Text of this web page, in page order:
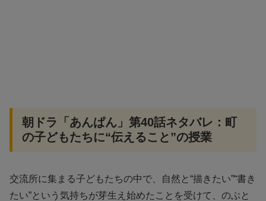
朝ドラ「あんぱん」第40話ネタバレ：町
の子どもたちに“伝えること”の授業
交流所に集まる子どもたちの中で、自然と“描きたい”“書き
たい”という気持ちが芽生え始めたことを受けて、のぶと